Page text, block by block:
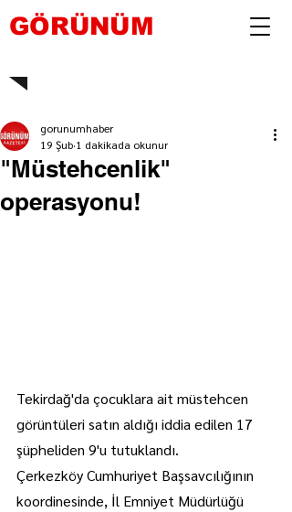
GÖRÜNÜM
"Müstehcenlik"
operasyonu!
gorunumhaber
19 Şub 1 dakikada okunur
Tekirdağ'da çocuklara ait müstehcen
görüntüleri satın aldığı iddia edilen 17
şüpheliden 9'u tutuklandı.
Çerkezköy Cumhuriyet Başsavcılığının
koordinesinde, İl Emniyet Müdürlüğü